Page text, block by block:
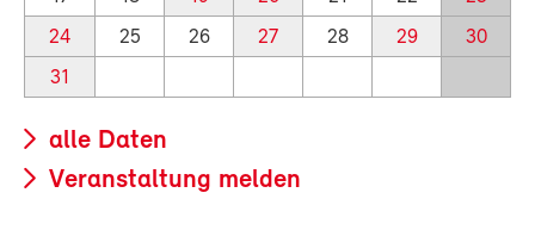
24
25 26 27 28 29
30
31
alle Daten
Veranstaltung melden